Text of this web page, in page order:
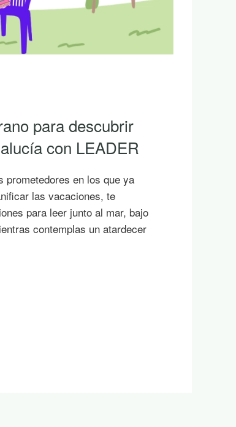
aprueba la
de ayudas
territorio nororiental de
primera propuesta de
LEADER en la provincia
2023-2027. Las 10
y contarán con una ayuda